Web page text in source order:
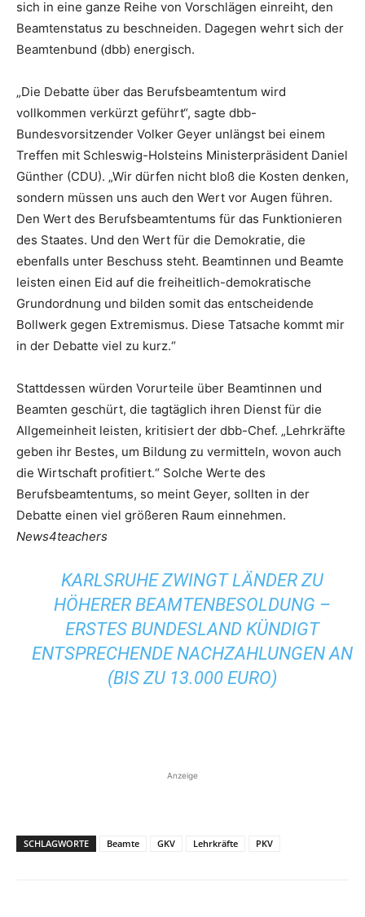
sich in eine ganze Reihe von Vorschlägen einreiht, den
Beamtenstatus zu beschneiden. Dagegen wehrt sich der
Beamtenbund (dbb) energisch.
„Die Debatte über das Berufsbeamtentum wird
vollkommen verkürzt geführt“, sagte dbb-
Bundesvorsitzender Volker Geyer unlängst bei einem
Treffen mit Schleswig-Holsteins Ministerpräsident Daniel
Günther (CDU). „Wir dürfen nicht bloß die Kosten denken,
sondern müssen uns auch den Wert vor Augen führen.
Den Wert des Berufsbeamtentums für das Funktionieren
des Staates. Und den Wert für die Demokratie, die
ebenfalls unter Beschuss steht. Beamtinnen und Beamte
leisten einen Eid auf die freiheitlich-demokratische
Grundordnung und bilden somit das entscheidende
Bollwerk gegen Extremismus. Diese Tatsache kommt mir
in der Debatte viel zu kurz.“
Stattdessen würden Vorurteile über Beamtinnen und
Beamten geschürt, die tagtäglich ihren Dienst für die
Allgemeinheit leisten, kritisiert der dbb-Chef. „Lehrkräfte
geben ihr Bestes, um Bildung zu vermitteln, wovon auch
die Wirtschaft profitiert.“ Solche Werte des
Berufsbeamtentums, so meint Geyer, sollten in der
Debatte einen viel größeren Raum einnehmen.
News4teachers
KARLSRUHE ZWINGT LÄNDER ZU
HÖHERER BEAMTENBESOLDUNG –
ERSTES BUNDESLAND KÜNDIGT
ENTSPRECHENDE NACHZAHLUNGEN AN
(BIS ZU 13.000 EURO)
Anzeige
SCHLAGWORTE Beamte GKV Lehrkräfte PKV